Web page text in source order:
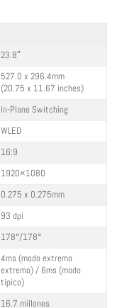
23.8″
527.0 x 296.4mm
(20.75 x 11.67 inches)
In-Plane Switching
WLED
16:9
1920×1080
0.275 x 0.275mm
93 dpi
178°/178°
4ms (modo extremo
extremo) / 6ms (modo
típico)
16.7 millones